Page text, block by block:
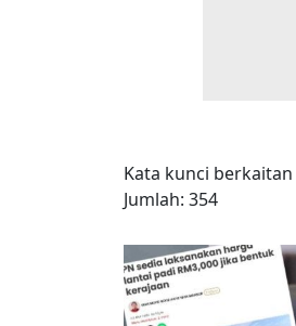
Kata kunci berkaitan
Jumlah: 354